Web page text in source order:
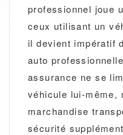
professionnel joue
ceux utilisant un
il devient impératif
auto
assurance ne se
véhicule lui-même,
marchandise
sécurité